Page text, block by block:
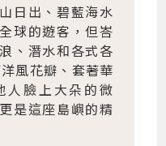
日出、碧藍海水
球的遊客，但峇
、潛水和各式各
風花瓣、套著華
人臉上大朵的微
是這座島嶼的精